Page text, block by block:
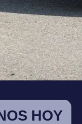
HOY